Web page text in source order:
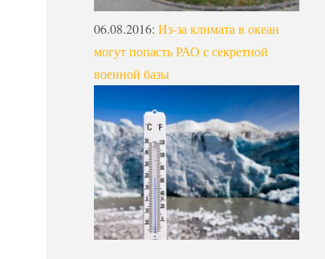
06.08.2016: Из-за климата в океан
могут попасть РАО с секретной
военной базы